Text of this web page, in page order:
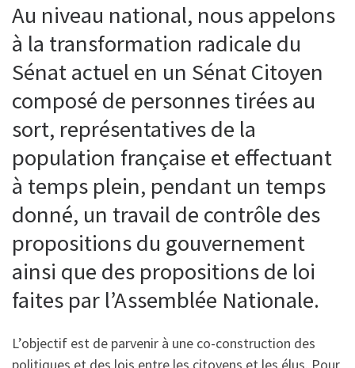
Au niveau national, nous appelons
à la transformation radicale du
Sénat actuel en un Sénat Citoyen
composé de personnes tirées au
sort, représentatives de la
population française et effectuant
à temps plein, pendant un temps
donné, un travail de contrôle des
propositions du gouvernement
ainsi que des propositions de loi
faites par l’Assemblée Nationale.
L’objectif est de parvenir à une co-construction des
politiques et des lois entre les citoyens et les élus. Pour